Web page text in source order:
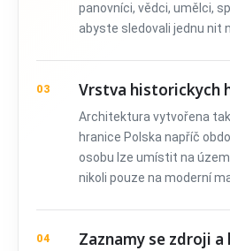
panovníci, vědci, umělci,
abyste sledovali jednu nit
03 Vrstva historickych
Architektura vytvořena
hranice Polska napříč
osobu lze umístit na
nikoli pouze na moderní
04
Zaznamy se zdroji